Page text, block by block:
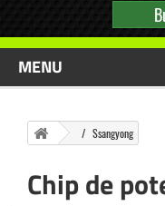
MENU
Ssangyong
Chip de